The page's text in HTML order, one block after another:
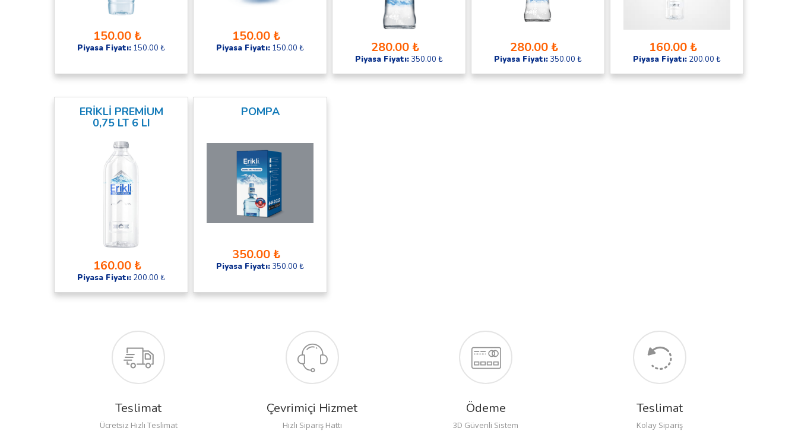
150.00 ₺
Piyasa Fiyatı: 150.00 ₺
150.00 ₺
Piyasa Fiyatı: 150.00 ₺ 280.00 ₺
Piyasa Fiyatı:350.00 ₺
280.00 ₺
Piyasa Fiyatı:350.00 ₺
160.00 ₺
Piyasa Fiyatı: 200.00 ₺
ERİKLİ PREMİUM
0,75 LT 6 LI
160.00 ₺
Piyasa Fiyatı: 200.00 ₺
POMPA
350.00 ₺
Piyasa Fiyatı:350.00 ₺
Teslimat
Ücretsiz Hızlı Teslimat
Çevrimiçi Hizmet
Hızlı Sipariş Hattı
Ödeme
3D Güvenli Sistem
Teslimat
Kolay Sipariş